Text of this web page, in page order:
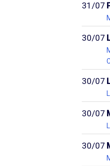
31/07
30/07
30/07
30/07
30/07